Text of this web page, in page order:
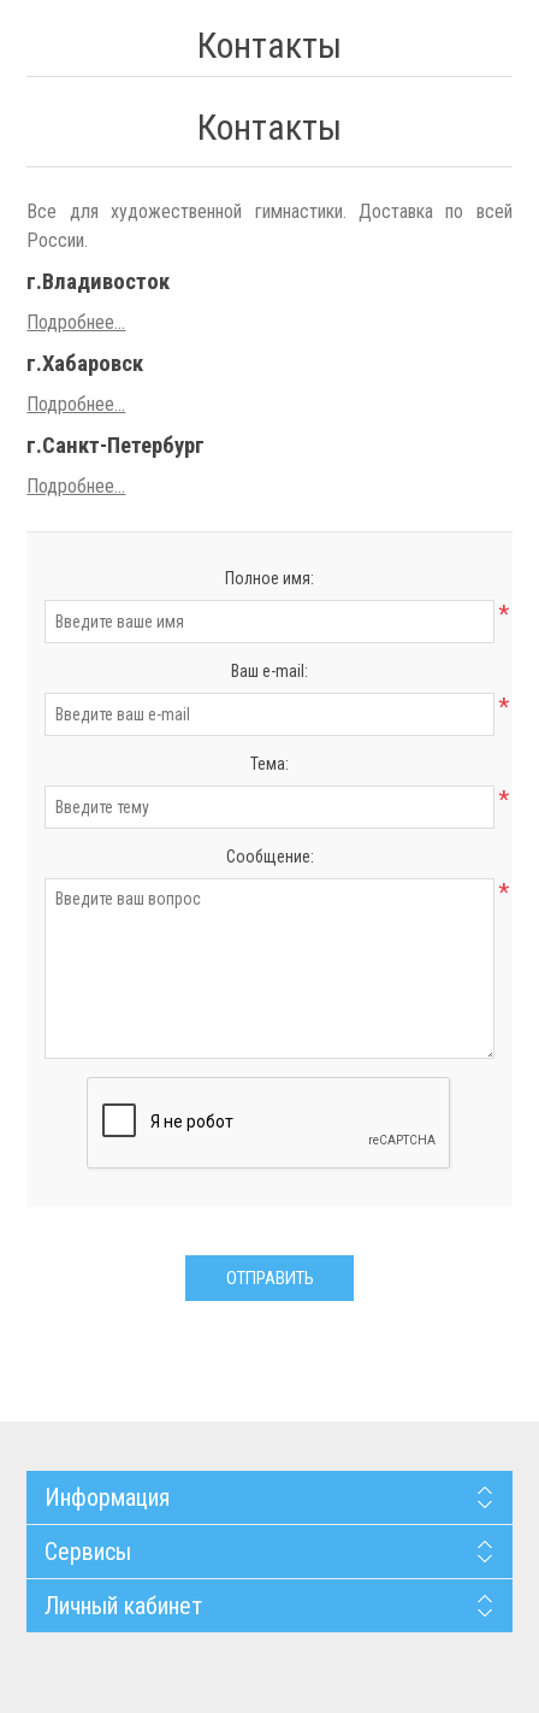
Контакты
Контакты
Все для художественной гимнастики. Доставка по всей
России.
г.Владивосток
Подробнее...
г.Хабаровск
Подробнее...
г.Санкт-Петербург
Подробнее...
Полное имя:
*
Ваш e-mail:
*
Тема:
*
Сообщение:
*
Информация
Сервисы
Личный кабинет